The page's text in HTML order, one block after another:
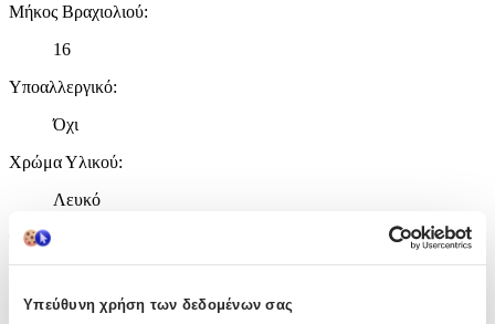
Υπεύθυνη χρήση των δεδομένων σας
Μήκος Βραχιολιού:
16
Υποαλλεργικό:
Όχι
Χρώμα Υλικού:
Λευκό
Τύπος